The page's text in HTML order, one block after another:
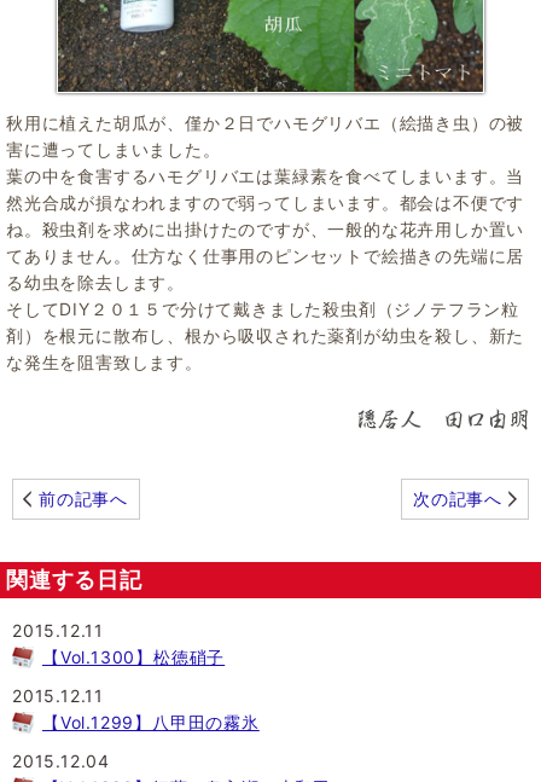
秋用に植えた胡瓜が、僅か２日でハモグリバエ（絵描き虫）の被
害に遭ってしまいました。
葉の中を食害するハモグリバエは葉緑素を食べてしまいます。当
然光合成が損なわれますので弱ってしまいます。都会は不便です
ね。殺虫剤を求めに出掛けたのですが、一般的な花卉用しか置い
てありません。仕方なく仕事用のピンセットで絵描きの先端に居
る幼虫を除去します。
そしてDIY２０１５で分けて戴きました殺虫剤（ジノテフラン粒
剤）を根元に散布し、根から吸収された薬剤が幼虫を殺し、新た
な発生を阻害致します。
前の記事へ 次の記事へ
関連する日記
2015.12.11
【Vol.1300】松徳硝子
2015.12.11
【Vol.1299】八甲田の霧氷
2015.12.04